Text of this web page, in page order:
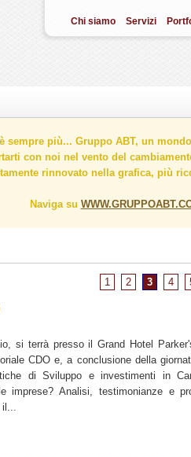
Chi siamo Servizi
sempre più... Gruppo ABT, un
con noi nel vento del
rinnovato nella grafica, più
Naviga su
1 2 3 4
si terrà presso il Grand Hotel
CDO e, a conclusione della
di Sviluppo e investimenti in
imprese? Analisi, testimonianze e
il...